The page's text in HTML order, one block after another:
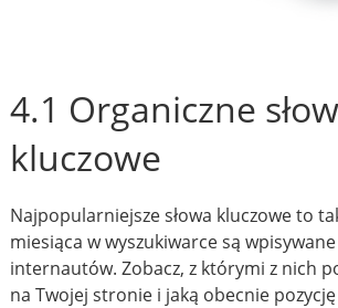
4.1 Organiczne
kluczowe
Najpopularniejsze słowa kluczowe to
miesiąca w wyszukiwarce są
internautów. Zobacz, z którymi z nich
na Twojej stronie i jaką obecnie